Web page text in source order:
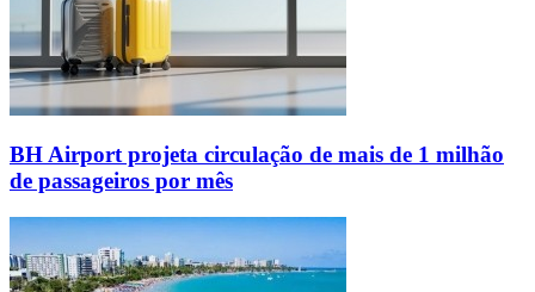
BH Airport projeta circulação de mais de 1 milhão
de passageiros por mês